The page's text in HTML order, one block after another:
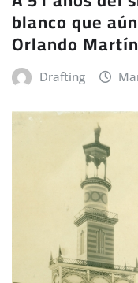
blanco que
Orlando
Drafting